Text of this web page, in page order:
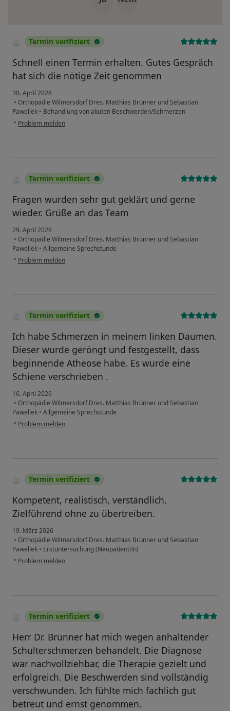
Termin verifiziert
Schnell einen Termin erhalten. Gutes Gespräch
hat sich die nötige Zeit genommen
30. April 2026
• Orthopädie Wilmersdorf Dres. Matthias Brünner und Sebastian
Pawellek • Behandlung von akuten Beschwerden/Schmerzen
• Problem melden
Termin verifiziert
Fragen wurden sehr gut geklärt und gerne
wieder. Grüße an das Team
29. April 2026
• Orthopädie Wilmersdorf Dres. Matthias Brünner und Sebastian
Pawellek • Allgemeine Sprechstunde
• Problem melden
Termin verifiziert
Ich habe Schmerzen in meinem linken Daumen.
Dieser wurde geröngt und festgestellt, dass
beginnende Atheose habe. Es wurde eine
Schiene verschrieben .
16. April 2026
• Orthopädie Wilmersdorf Dres. Matthias Brünner und Sebastian
Pawellek • Allgemeine Sprechstunde
• Problem melden
Termin verifiziert
Kompetent, realistisch, verständlich.
Zielführend ohne zu übertreiben.
19. März 2026
• Orthopädie Wilmersdorf Dres. Matthias Brünner und Sebastian
Pawellek • Erstuntersuchung (Neupatient/in)
• Problem melden
Termin verifiziert
Herr Dr. Brünner hat mich wegen anhaltender
Schulterschmerzen behandelt. Die Diagnose
war nachvollziehbar, die Therapie gezielt und
erfolgreich. Die Beschwerden sind vollständig
verschwunden. Ich fühlte mich fachlich gut
betreut und ernst genommen.